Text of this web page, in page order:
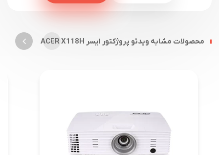
محصولات مشابه ویدئو پروژکتور ایسر ACER X118H